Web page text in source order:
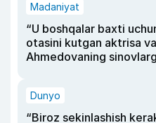
Madaniyat
“U boshqalar baxti
otasini kutgan aktrisa
Ahmedovaning
Dunyo
“Biroz sekinlashish